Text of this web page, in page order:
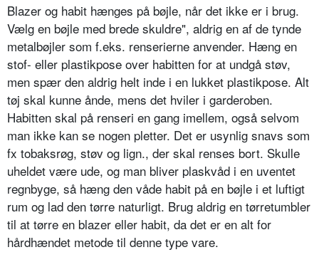
Blazer og habit hænges på bøjle, når det ikke er i brug.
Vælg en bøjle med brede skuldre", aldrig en af de tynde
metalbøjler som f.eks. renserierne anvender. Hæng en
stof- eller plastikpose over habitten for at undgå støv,
men spær den aldrig helt inde i en lukket plastikpose. Alt
tøj skal kunne ånde, mens det hviler i garderoben.
Habitten skal på renseri en gang imellem, også selvom
man ikke kan se nogen pletter. Det er usynlig snavs som
fx tobaksrøg, støv og lign., der skal renses bort. Skulle
uheldet være ude, og man bliver plaskvåd i en uventet
regnbyge, så hæng den våde habit på en bøjle i et luftigt
rum og lad den tørre naturligt. Brug aldrig en tørretumbler
til at tørre en blazer eller habit, da det er en alt for
hårdhændet metode til denne type vare.